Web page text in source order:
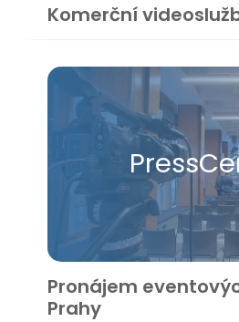
Komerční
Pronájem
Prahy